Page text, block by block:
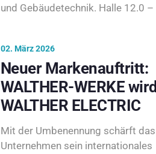
und Gebäudetechnik. Halle 12.0 –
02. März 2026
Neuer Markenauftritt:
WALTHER-WERKE
WALTHER ELECTRIC
Mit der Umbenennung schärft das
Unternehmen sein internationales